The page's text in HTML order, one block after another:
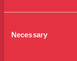
Selection
Necessary